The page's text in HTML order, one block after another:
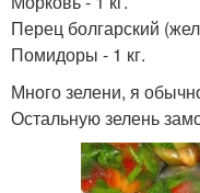
Перец болгарский
Помидоры - 1 кг.
Много зелени, я
Остальную зелень